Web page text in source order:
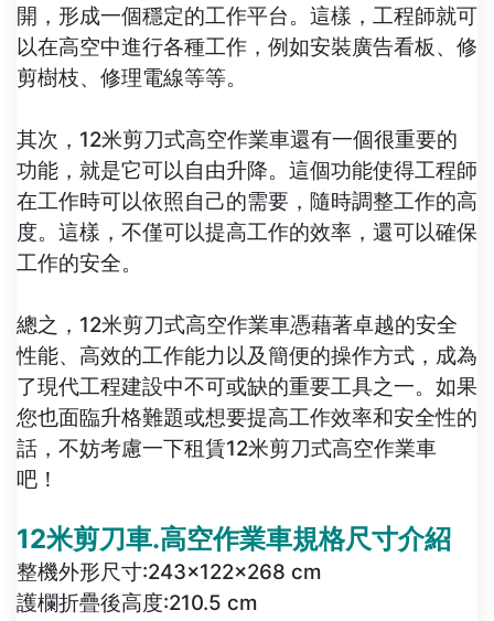
開，形成一個穩定的工作平台。這樣，工程師就可
以在高空中進行各種工作，例如安裝廣告看板、修
剪樹枝、修理電線等等。
其次，12米剪刀式高空作業車還有一個很重要的
功能，就是它可以自由升降。這個功能使得工程師
在工作時可以依照自己的需要，隨時調整工作的高
度。這樣，不僅可以提高工作的效率，還可以確保
工作的安全。
總之，12米剪刀式高空作業車憑藉著卓越的安全
性能、高效的工作能力以及簡便的操作方式，成為
了現代工程建設中不可或缺的重要工具之一。如果
您也面臨升格難題或想要提高工作效率和安全性的
話，不妨考慮一下租賃12米剪刀式高空作業車
吧！
12米剪刀車.高空作業車規格尺寸介紹
整機外形尺寸:243×122×268 cm
護欄折疊後高度:210.5 cm